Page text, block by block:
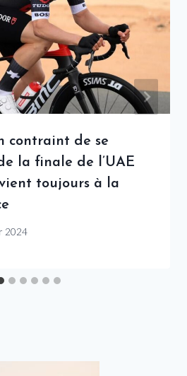
contraint de se
la finale de l’UAE
toujours à la
2024